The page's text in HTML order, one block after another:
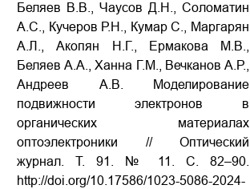
Беляев В.В., Чаусов Д.Н., Соломатин
А.С., Кучеров Р.Н., Кумар С., Маргарян
А.Л., Акопян Н.Г., Ермакова М.В.,
Беляев А.А., Ханна Г.М., Вечканов А.Р.,
Андреев А.В. Моделирование
подвижности электронов в
органических материалах
оптоэлектроники // Оптический
журнал. Т. 91. № 11. С. 82–90.
http://doi.org/10.17586/1023-5086-2024-